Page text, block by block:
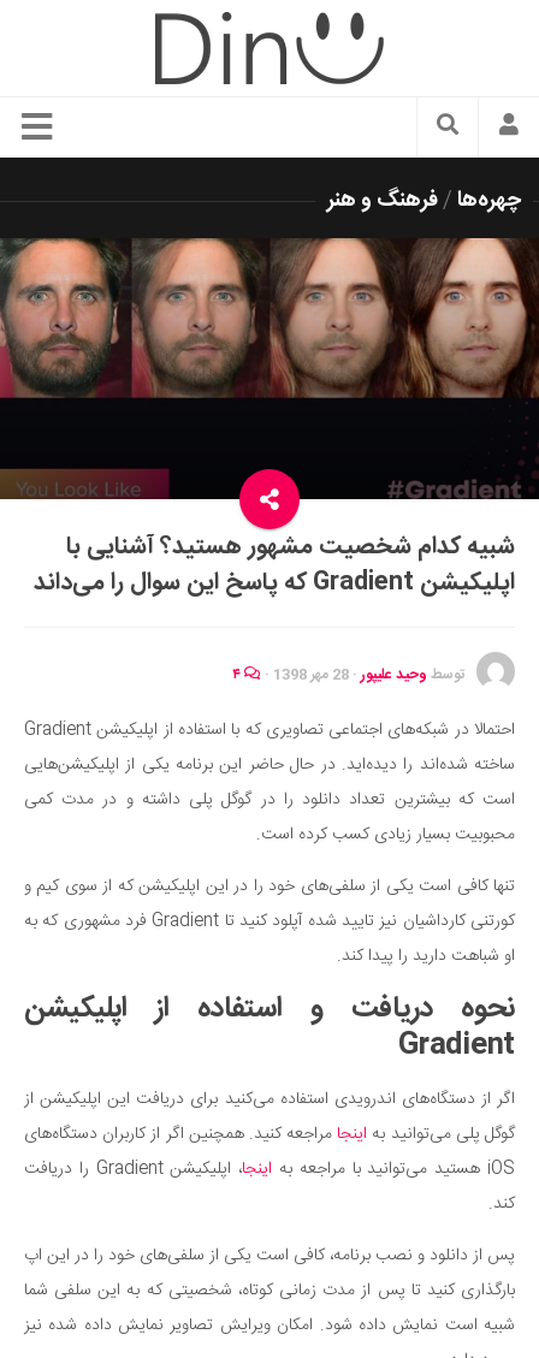
سبک زندگی
زیبایی و آرایش
شیک پوشی
دکوراسیون و چیدمان
غذا
سفر و گردشگری
ایران گردی
جهان گردی
موفقیت و مهارت‌های فردی
تغذیه سالم
بهداشت
بیماری و درمان
کودک و مادر
ورزش و تندرستی
روانشناسی
مراکز پزشکی و دارویی
فرهنگ و هنر
تلویزیون
موسیقی
کتاب و کتاب‌خوانی
تاریخ
چهره‌ها/فرهنگ و هنر
شبیه کدام شخصیت مشهور هستید؟ آشنایی با
اپلیکیشن Gradient که پاسخ این سوال را می‌داند
توسط وحید علیپور· 28 مهر 1398 ·
احتمالا در شبکه‌های اجتماعی تصاویری که با استفاده از اپلیکیشن Gradient
ساخته شده‌اند را دیده‌اید. در حال حاضر این برنامه یکی از اپلیکیشن‌هایی
است که بیشترین تعداد دانلود را در گوگل پلی داشته و در مدت کمی
محبوبیت بسیار زیادی کسب کرده است.
تنها کافی است یکی از سلفی‌های خود را در این اپلیکیشن که از سوی کیم و
کورتنی کارداشیان نیز تایید شده آپلود کنید تا Gradient فرد مشهوری که به
او شباهت دارید را پیدا کند.
نحوه دریافت و استفاده از اپلیکیشن
Gradient
اگر از دستگاه‌های اندرویدی استفاده می‌کنید برای دریافت این اپلیکیشن از
گوگل پلی می‌توانید به اینجا مراجعه کنید. همچنین اگر از کاربران دستگاه‌های
iOS هستید می‌توانید با مراجعه به
اینجا
، اپلیکیشن Gradient را دریافت
کند.
پس از دانلود و نصب برنامه، کافی است یکی از سلفی‌های خود را در این اپ
بارگذاری کنید تا پس از مدت زمانی کوتاه، شخصیتی که به این سلفی شما
شبیه است نمایش داده شود. امکان ویرایش تصاویر نمایش داده شده نیز